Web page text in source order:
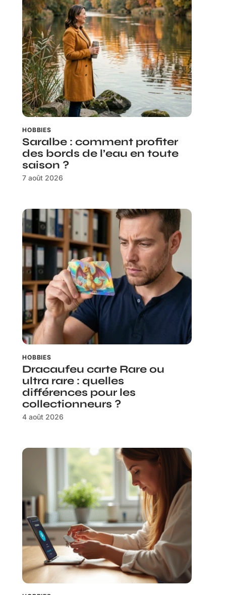
HOBBIES
Saralbe : comment profiter
des bords de l’eau en toute
saison ?
7 août 2026
HOBBIES
Dracaufeu carte Rare ou
ultra rare : quelles
différences pour les
collectionneurs ?
4 août 2026